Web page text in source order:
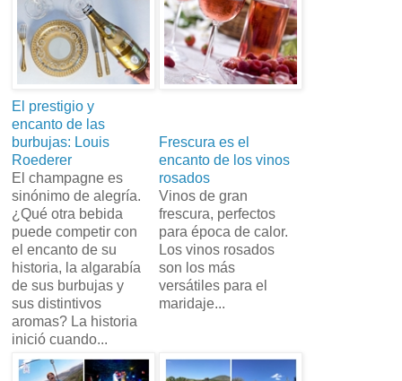
El prestigio y
encanto de las
burbujas: Louis
Roederer
El champagne es
sinónimo de alegría.
¿Qué otra bebida
puede competir con
el encanto de su
historia, la algarabía
de sus burbujas y
sus distintivos
aromas? La historia
inició cuando...
Frescura es el
encanto de los vinos
rosados
Vinos de gran
frescura, perfectos
para época de calor.
Los vinos rosados
son los más
versátiles para el
maridaje...